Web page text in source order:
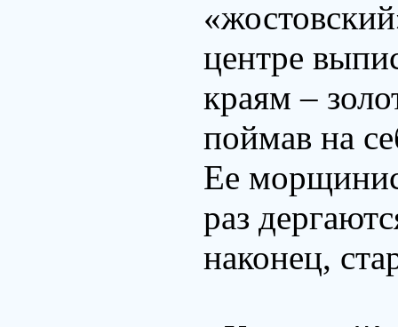
центре
краям –
поймав на
Ее
раз
наконец,